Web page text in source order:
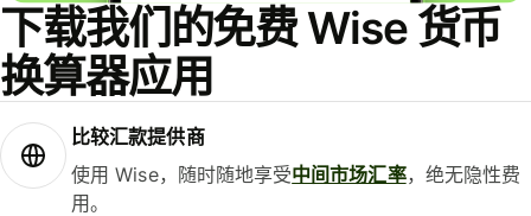
下载我们的免费 Wise 货币
换算器应用
比较汇款提供商
使用 Wise，随时随地享受中间市场汇率，绝无隐性费
用。